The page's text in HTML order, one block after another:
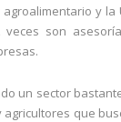
y
son
un sector
que